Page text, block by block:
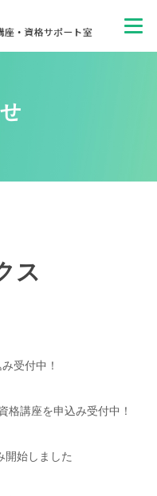
ス
受付中！
格講座を申込み受付中！
始しました